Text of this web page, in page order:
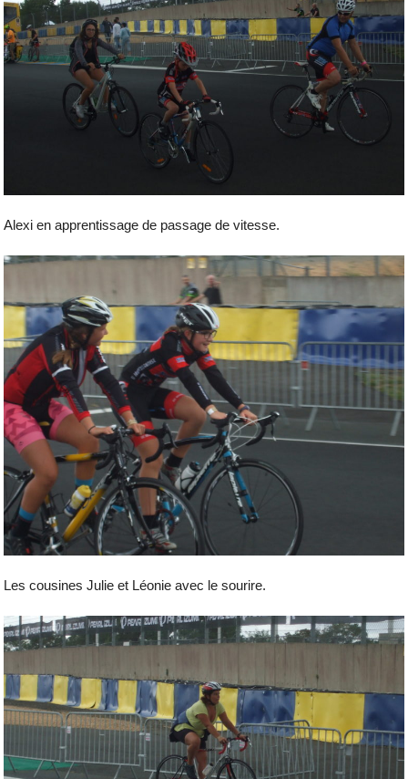
Alexi en apprentissage de passage de vitesse.
Les cousines Julie et Léonie avec le sourire.